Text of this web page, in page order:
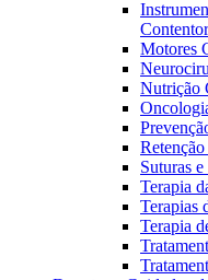
Saiba mais sobre o
Contactos
Motores
Nutrição
Suturas
Terapia
Terapias
Terapia